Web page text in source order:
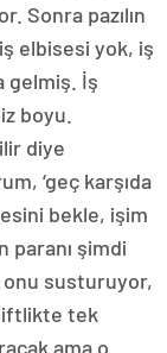
Sonra pazılın
elbisesi yok, iş
gelmiş. İş
boyu.
diye
‘geç karşıda
bekle, işim
paranı şimdi
onu susturuyor,
tek
ama o